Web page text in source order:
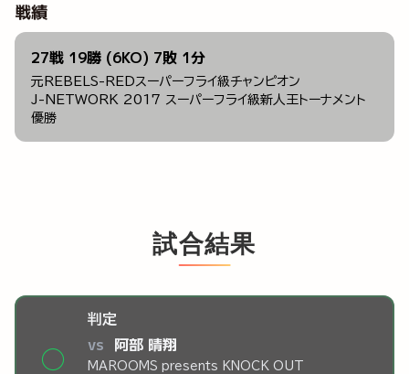
戦績
27戦 19勝 (6KO) 7敗 1分
元REBELS-REDスーパーフライ級チャンピオン
J-NETWORK 2017 スーパーフライ級新人王トーナメント
優勝
試合結果
◯
判定
vs 阿部 晴翔
MAROOMS presents KNOCK OUT